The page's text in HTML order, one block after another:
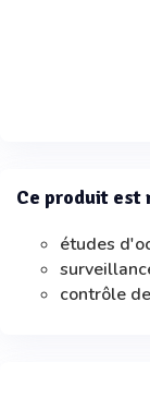
Ce produit est
études
contrôle